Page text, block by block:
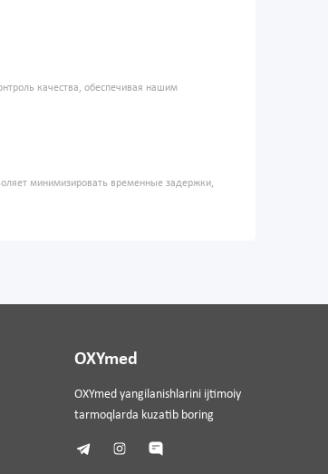
качества, обеспечивая нашим
минимизировать временные задержки,
OXYmed
OXYmed yangilanishlarini ijtimoiy
tarmoqlarda kuzatib boring